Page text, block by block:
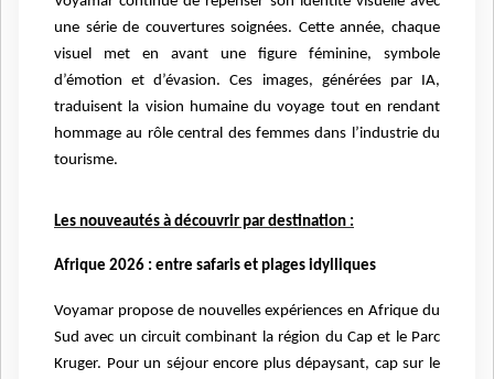
une série de couvertures soignées. Cette année, chaque
visuel met en avant une figure féminine, symbole
d’émotion et d’évasion. Ces images, générées par IA,
traduisent la vision humaine du voyage tout en rendant
hommage au rôle central des femmes dans l’industrie du
tourisme.
Les nouveautés à découvrir par destination :
Afrique 2026 : entre safaris et plages idylliques
Voyamar propose de nouvelles expériences en Afrique du
Sud avec un circuit combinant la région du Cap et le Parc
Kruger. Pour un séjour encore plus dépaysant, cap sur le